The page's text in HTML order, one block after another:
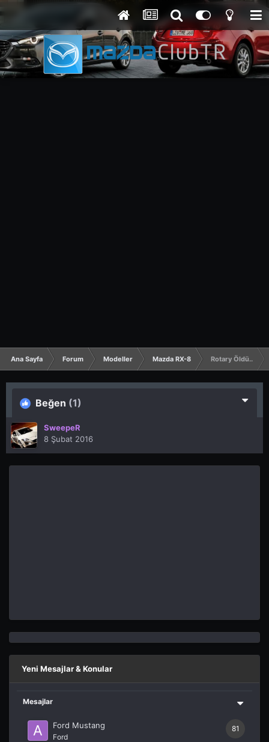
Ana Sayfa Forum Modeller Mazda RX-8 Rotary Öldü..
Beğen (1)
SweepeR
8 Şubat 2016
Yeni Mesajlar & Konular
Mesajlar
81
Ford Mustang
Ford